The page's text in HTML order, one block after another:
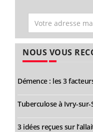
NOUS VOUS
Démence : les 3
Tuberculose à Ivry-
3 idées reçues sur